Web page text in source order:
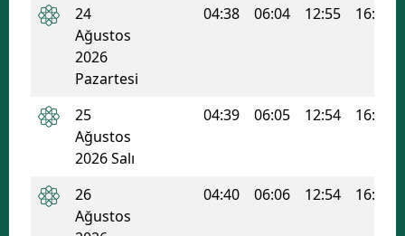
24
Ağustos
2026
Pazartesi
04:38 06:04 12:55 16:36
25
Ağustos
2026 Salı
04:39 06:05 12:54 16:36
26
Ağustos
04:40 06:06 12:54 16:35